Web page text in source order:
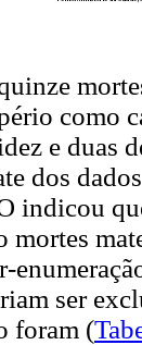
como
e duas
dos
indicou
mortes
ser
foram (